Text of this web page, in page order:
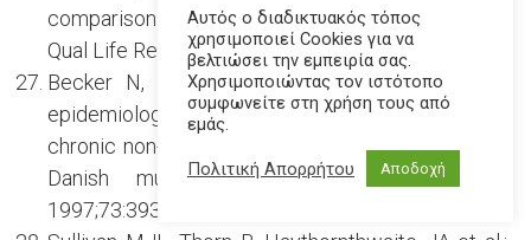
comparison across studies using the MOS SF-36.
Qual Life Res 1998;7:57-65
Becker N, Bondegaard A, Olsen K, et al. Pain
epidemiology and health related quality of life in
chronic non-malignant pain patients referred to a
Danish multidisciplinary pain center. Pain
1997;73:393-400
Αυτός ο διαδικτυακός τόπος
χρησιμοποιεί Cookies για να
βελτιώσει την εμπειρία σας.
Χρησιμοποιώντας τον ιστότοπο
συμφωνείτε στη χρήση τους από
εμάς.
Πολιτική Απορρήτου Αποδοχή